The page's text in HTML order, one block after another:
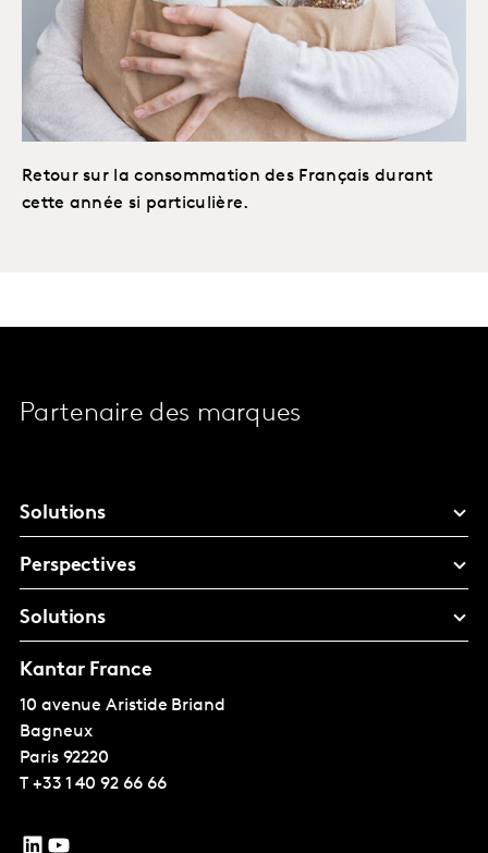
Retour sur la consommation des Français durant
cette année si particulière.
Partenaire des marques
Solutions
Perspectives
Solutions
Kantar France
10 avenue Aristide Briand
Bagneux
Paris 92220
T +33 1 40 92 66 66